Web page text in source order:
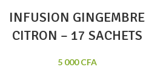
INFUSION GINGEMBRE
CITRON – 17 SACHETS
5 000CFA